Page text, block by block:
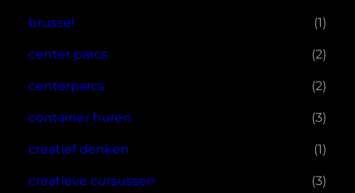
brussel (1)
center parcs (2)
centerparcs (2)
container huren (3)
creatief denken (1)
creatieve cursussen (3)